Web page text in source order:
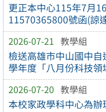
更正本中心115年7月
11570365800號函(諒
2026-07-21 教學組
檢送高雄市中山國中
學年度「八月份科技領
2026-07-20 教學組
本校家政學科中心為